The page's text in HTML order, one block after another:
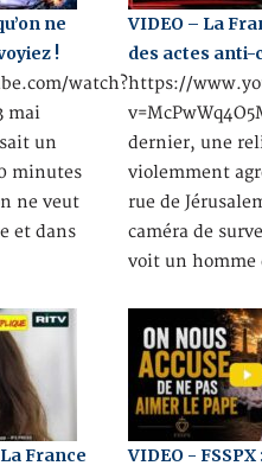
ne
!
watch?
mai
un
minutes
ne veut
et dans
VIDEO – La
des actes
https://
dernier, une
violemment
rue de
caméra de
voit un homme
France
VIDEO -